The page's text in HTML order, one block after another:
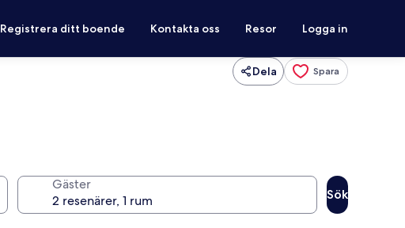
Registrera ditt boende Kontakta oss Resor Logga in
Dela Spara
Gäster
Sök